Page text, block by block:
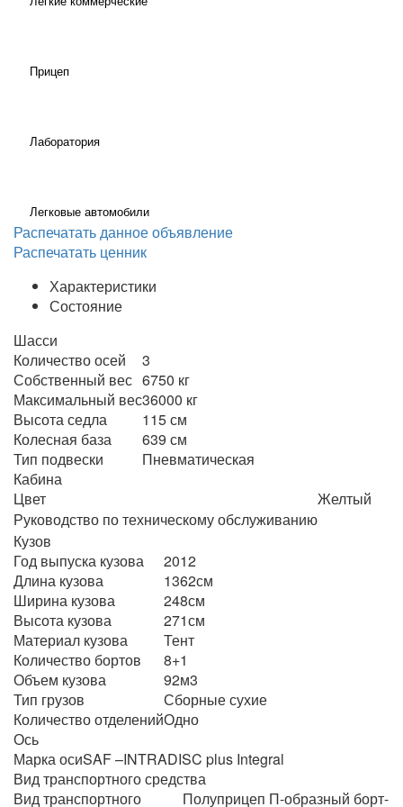
Прицеп
Лаборатория
Легковые автомобили
Распечатать данное объявление
Распечатать ценник
Характеристики
Состояние
Шасси
Количество осей
3
Собственный вес 6750 кг
Максимальный вес36000 кг
Высота седла
115 см
Колесная база
639 см
Тип подвески
Пневматическая
Кабина
Цвет
Желтый
Руководство по техническому обслуживанию
Кузов
Год выпуска кузова
2012
Длина кузова
1362см
Ширина кузова
248см
Высота кузова
271см
Материал кузова
Тент
Количество бортов
8+1
Объем кузова
92м3
Тип грузов
Сборные сухие
Количество отделенийОдно
Ось
Марка осиSAF –INTRADISC plus Integral
Вид транспортного средства
Вид транспортного
Полуприцеп П-образный борт-